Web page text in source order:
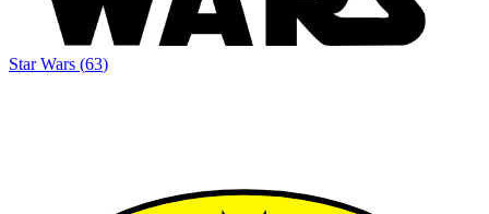
Star Wars (63)